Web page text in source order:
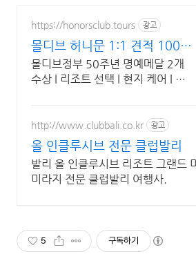
https://honorsclub.tours 광고
몰디브 허니문 1:1 견적 100만
원 상당 추가 혜택
몰디브정부 50주년 명예메달 2개
수상 l 리조트 선택 l 현지 케어 l 가
http://www.clubbali.co.kr 광고
올 인클루시브 전문 클럽발리
발리 올 인클루시브 리조트 그랜드
미라지 전문 클럽발리 여행사.
5 구독하기